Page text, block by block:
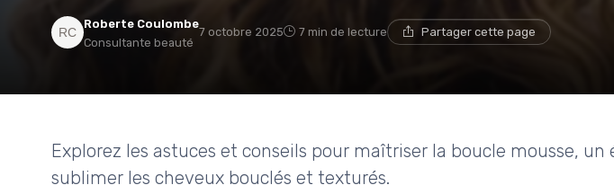
Roberte Coulombe
Consultante beauté
7 octobre 2025 7 min de lecture Partager cette page
Explorez les astuces et conseils pour maîtriser la boucle mousse,
sublimer les cheveux bouclés et texturés.